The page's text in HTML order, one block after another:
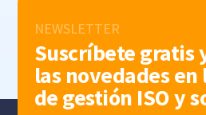
NEWSLETTER
Suscríbete gratis
las novedades en
de gestión ISO y